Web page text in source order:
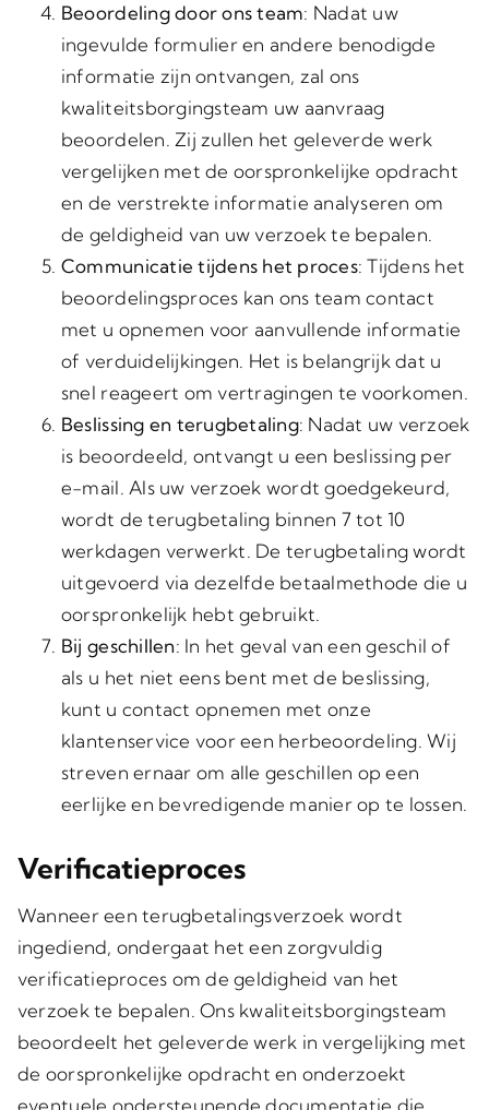
Beoordeling door ons team: Nadat uw
ingevulde formulier en andere benodigde
informatie zijn ontvangen, zal ons
kwaliteitsborgingsteam uw aanvraag
beoordelen. Zij zullen het geleverde werk
vergelijken met de oorspronkelijke opdracht
en de verstrekte informatie analyseren om
de geldigheid van uw verzoek te bepalen.
Communicatie tijdens het proces: Tijdens het
beoordelingsproces kan ons team contact
met u opnemen voor aanvullende informatie
of verduidelijkingen. Het is belangrijk dat u
snel reageert om vertragingen te voorkomen.
Beslissing en terugbetaling: Nadat uw verzoek
is beoordeeld, ontvangt u een beslissing per
e-mail. Als uw verzoek wordt goedgekeurd,
wordt de terugbetaling binnen 7 tot 10
werkdagen verwerkt. De terugbetaling wordt
uitgevoerd via dezelfde betaalmethode die u
oorspronkelijk hebt gebruikt.
Bij geschillen: In het geval van een geschil of
als u het niet eens bent met de beslissing,
kunt u contact opnemen met onze
klantenservice voor een herbeoordeling. Wij
streven ernaar om alle geschillen op een
eerlijke en bevredigende manier op te lossen.
Verificatieproces
Wanneer een terugbetalingsverzoek wordt
ingediend, ondergaat het een zorgvuldig
verificatieproces om de geldigheid van het
verzoek te bepalen. Ons kwaliteitsborgingsteam
beoordeelt het geleverde werk in vergelijking met
de oorspronkelijke opdracht en onderzoekt
eventuele ondersteunende documentatie die